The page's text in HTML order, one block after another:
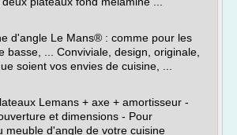
d'angle Le Mans® : comme pour les
basse, ... Conviviale, design, originale,
soient vos envies de cuisine, ...
Lemans + axe + amortisseur -
et dimensions - Pour
meuble d'angle de votre cuisine